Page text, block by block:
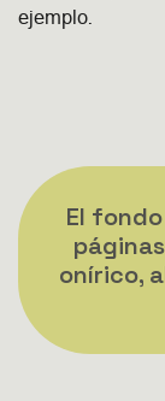
ejemplo.
El
onírico,